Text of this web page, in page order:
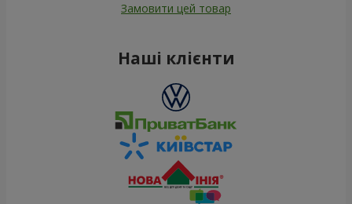
Замовити цей товар
Наші клієнти